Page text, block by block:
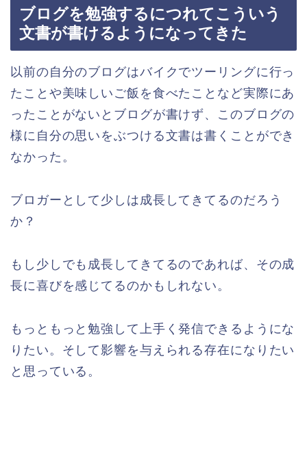
ブログを勉強するにつれてこういう
文書が書けるようになってきた
以前の自分のブログはバイクでツーリングに行っ
たことや美味しいご飯を食べたことなど実際にあ
ったことがないとブログが書けず、このブログの
様に自分の思いをぶつける文書は書くことができ
なかった。
ブロガーとして少しは成長してきてるのだろう
か？
もし少しでも成長してきてるのであれば、その成
長に喜びを感じてるのかもしれない。
もっともっと勉強して上手く発信できるようにな
りたい。そして影響を与えられる存在になりたい
と思っている。